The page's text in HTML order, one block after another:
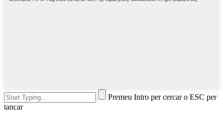
Premeu Intro per cercar o ESC per
tancar